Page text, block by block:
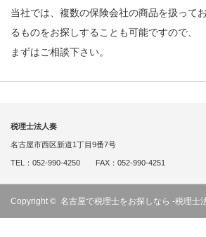
当社では、複数の保険会社の商品を扱って
るものをお探しすることも可能ですので、
まずはご相談下さい。
税理士法人奏
名古屋市西区新道1丁目9番7号
TEL：052-990-4250 FAX：052-990-4251
Copyright © 名古屋で税理士をお探しなら -税理士